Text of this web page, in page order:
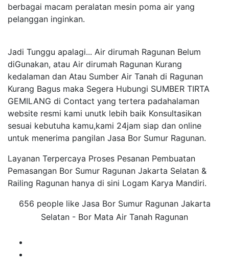
berbagai macam peralatan mesin poma air yang
pelanggan inginkan.
Jadi Tunggu apalagi... Air dirumah Ragunan Belum
diGunakan, atau Air dirumah Ragunan Kurang
kedalaman dan Atau Sumber Air Tanah di Ragunan
Kurang Bagus maka Segera Hubungi SUMBER TIRTA
GEMILANG di Contact yang tertera padahalaman
website resmi kami unutk lebih baik Konsultasikan
sesuai kebutuha kamu,kami 24jam siap dan online
untuk menerima pangilan Jasa Bor Sumur Ragunan.
Layanan Terpercaya Proses Pesanan Pembuatan
Pemasangan Bor Sumur Ragunan Jakarta Selatan &
Railing Ragunan hanya di sini Logam Karya Mandiri.
656 people like Jasa Bor Sumur Ragunan Jakarta
Selatan - Bor Mata Air Tanah Ragunan